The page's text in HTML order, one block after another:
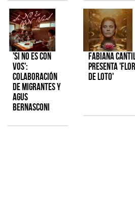
'Si No Es Con
Vos':
colaboración
de Migrantes y
Agus
Bernasconi
Fabiana
presenta 'Flor
de Loto'